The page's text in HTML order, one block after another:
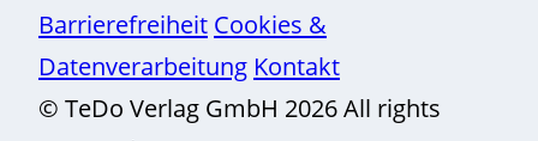
Barrierefreiheit Cookies &
Datenverarbeitung Kontakt
© TeDo Verlag GmbH 2026 All rights